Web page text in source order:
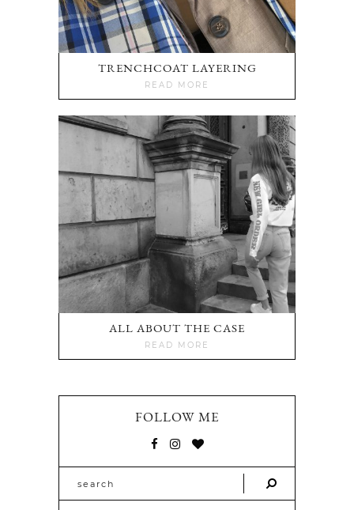
TRENCHCOAT LAYERING
READ MORE
ALL ABOUT THE CASE
READ MORE
FOLLOW ME